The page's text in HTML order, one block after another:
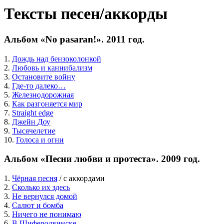
Тексты песен/аккорды
Альбом «No pasaran!». 2011 год.
1. Дождь над бензоколонкой
2. Любовь и каннибализм
3. Остановите войну
4. Где-то далеко…
5. Железнодорожная
6. Как разгоняется мир
7. Straight edge
8. Джейн Доу
9. Тысячелетие
10. Голоса и огни
Альбом «Песни любви и протеста». 2009 год.
1. Чёрная песня / c аккордами
2. Сколько их здесь
3. Не вернулся домой
4. Салют и бомба
5. Ничего не понимаю